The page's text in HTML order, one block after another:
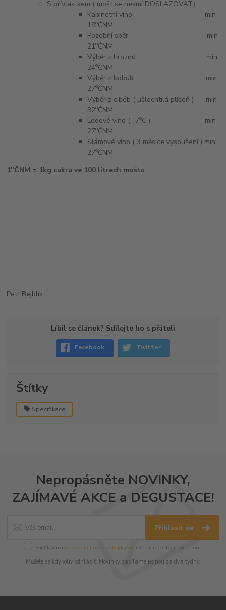
S přívlastkem ( mošt se nesmí DOSLAZOVAT)
Kabinetní víno min
19oČNM
Pozdbní sběr min
21oČNM
Výběr z hroznů min
24oČNM
Výběr z bobulí min
27oČNM
Výběr z cibéb ( ušlechtilá plíseň ) min
32oČNM
Ledové víno ( -7oC ) min
27oČNM
Slámové víno ( 3 měsíce vysoušení ) min
27oČNM
1oČNM = 1kg cukru ve 100 litrech moštu
Petr Bejblík
Líbil se článek? Sdílejte ho s přáteli
Facebook Twitter
Štítky
Specifikace
Nepropásněte NOVINKY,
ZAJÍMAVÉ AKCE a DEGUSTACE!
Přihlásit se
Souhlasím se zpracováním osobních údajůza účelem rozesílky newsletteru.
Můžete se kdykoliv odhlásit. Novinky zasíláme jednou za dva týdny.